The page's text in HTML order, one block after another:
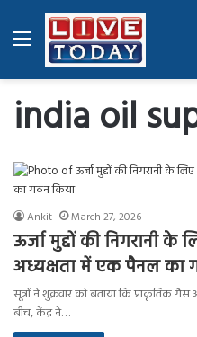
Menu
india oil
Ankit March 27, 2026
ऊर्जा मुद्दों की निगरानी के
अध्यक्षता में एक पैनल का
सूत्रों ने शुक्रवार को बताया कि
बीच, केंद्र ने…